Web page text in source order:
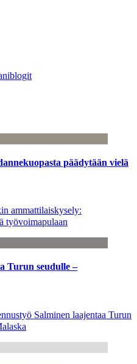
päädytään vielä
ammattilaiskysely:
työvoimapulaan
Turun seudulle –
Salminen laajentaa Turun